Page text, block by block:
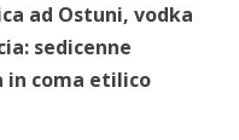
ad Ostuni, vodka
sedicenne
in coma etilico